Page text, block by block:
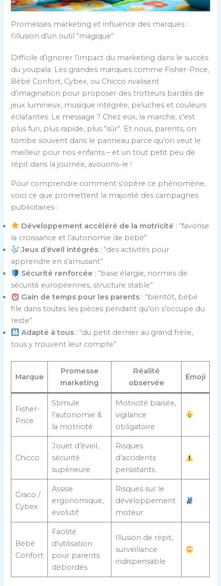
Promesses marketing et influence des marques :
l’illusion d’un outil “magique”
Difficile d’ignorer l’impact du marketing dans le succès
du youpala. Les grandes marques comme Fisher-Price,
Bébé Confort, Cybex, ou Chicco rivalisent
d’imagination pour proposer des trotteurs bardés de
jeux lumineux, musique intégrée, peluches et couleurs
éclatantes. Le message ? Chez eux, la marche, c’est
plus fun, plus rapide, plus “sûr”. Et nous, parents, on
tombe souvent dans le panneau parce qu’on veut le
meilleur pour nos enfants – et un tout petit peu de
répit dans la journée, avouons-le !
Pour comprendre comment s’opère ce phénomène,
voici ce que promettent la majorité des campagnes
publicitaires :
Développement accéléré de la motricité : “favorise
la croissance et l’autonomie de bébé”
Jeux d’éveil intégrés : “des activités pour
apprendre en s’amusant”
Sécurité renforcée : “base élargie, normes de
sécurité européennes, structure stable”
Gain de temps pour les parents : “bientôt, bébé
file dans toutes les pièces pendant qu’on s’occupe du
reste”
Adapté à tous : “du petit dernier au grand frère,
tous y trouvent leur compte”
Marque
Promesse
marketing
Réalité
observée
Émoji
Fisher-
Price
Stimule
l’autonomie &
la motricité
Motricité biaisée,
vigilance
obligatoire
Chicco
Jouet d’éveil,
sécurité
supérieure
Risques
d’accidents
persistants
Graco /
Cybex
Assise
ergonomique,
évolutif
Risques sur le
développement
moteur
Bébé
Confort
Facilité
d’utilisation
pour parents
débordés
Illusion de répit,
surveillance
indispensable